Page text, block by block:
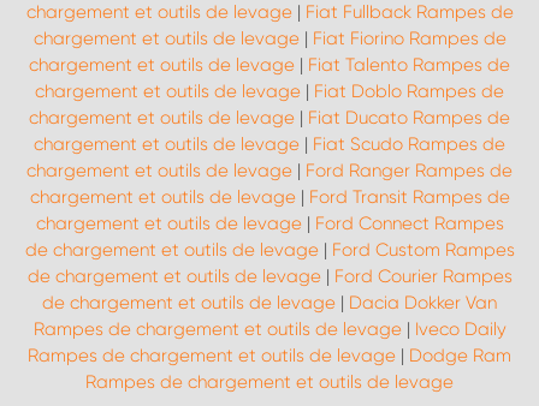
chargement et outils de levage| Fiat Fullback Rampes de
chargement et outils de levage| Fiat Fiorino Rampes de
chargement et outils de levage | Fiat Talento Rampes de
chargement et outils de levage | Fiat Doblo Rampes de
chargement et outils de levage | Fiat Ducato Rampes de
chargement et outils de levage | Fiat Scudo Rampes de
chargement et outils de levage | Ford Ranger Rampes de
chargement et outils de levage| Ford Transit Rampes de
chargement et outils de levage| Ford Connect Rampes
de chargement et outils de levage| Ford Custom Rampes
de chargement et outils de levage| Ford Courier Rampes
de chargement et outils de levage | Dacia Dokker Van
Rampes de chargement et outils de levage| Iveco Daily
Rampes de chargement et outils de levage | Dodge Ram
Rampes de chargement et outils de levage